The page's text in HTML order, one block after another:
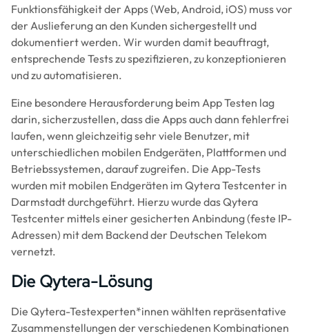
Funktionsfähigkeit der Apps (Web, Android, iOS) muss vor
der Auslieferung an den Kunden sichergestellt und
dokumentiert werden. Wir wurden damit beauftragt,
entsprechende Tests zu spezifizieren, zu konzeptionieren
und zu automatisieren.
Eine besondere Herausforderung beim App Testen lag
darin, sicherzustellen, dass die Apps auch dann fehlerfrei
laufen, wenn gleichzeitig sehr viele Benutzer, mit
unterschiedlichen mobilen Endgeräten, Plattformen und
Betriebssystemen, darauf zugreifen. Die App-Tests
wurden mit mobilen Endgeräten im Qytera Testcenter in
Darmstadt durchgeführt. Hierzu wurde das Qytera
Testcenter mittels einer gesicherten Anbindung (feste IP-
Adressen) mit dem Backend der Deutschen Telekom
vernetzt.
Die Qytera-Lösung
Die Qytera-Testexperten*innen wählten repräsentative
Zusammenstellungen der verschiedenen Kombinationen